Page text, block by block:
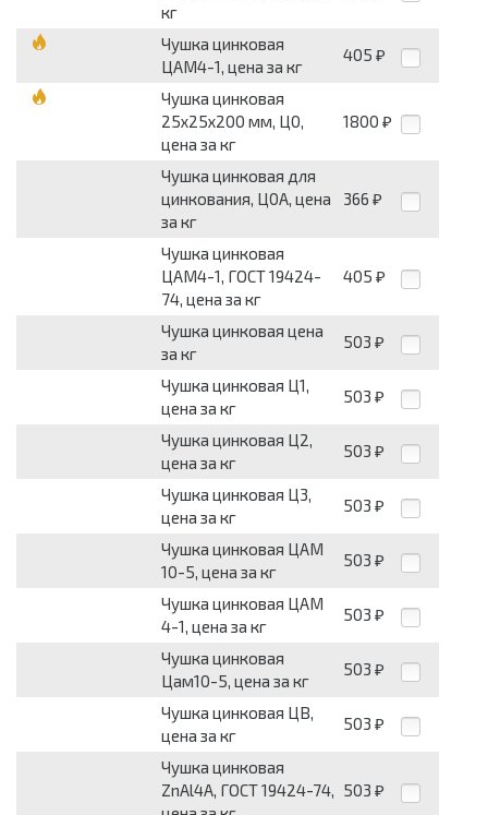
кг
Чушка цинковая
ЦАМ4-1, цена за кг
405 ₽
Чушка цинковая
25х25х200 мм, Ц0,
цена за кг
1800 ₽
Чушка цинковая для
цинкования, Ц0А, цена
за кг
366 ₽
Чушка цинковая
ЦАМ4-1, ГОСТ 19424-
74, цена за кг
405 ₽
Чушка цинковая цена
за кг
503 ₽
Чушка цинковая Ц1,
цена за кг
503 ₽
Чушка цинковая Ц2,
цена за кг
503 ₽
Чушка цинковая Ц3,
цена за кг
503 ₽
Чушка цинковая ЦАМ
10-5, цена за кг
503 ₽
Чушка цинковая ЦАМ
4-1, цена за кг
503 ₽
Чушка цинковая
Цам10-5, цена за кг
503 ₽
Чушка цинковая ЦВ,
цена за кг
503 ₽
Чушка цинковая
ZnAl4A, ГОСТ 19424-74, 503 ₽